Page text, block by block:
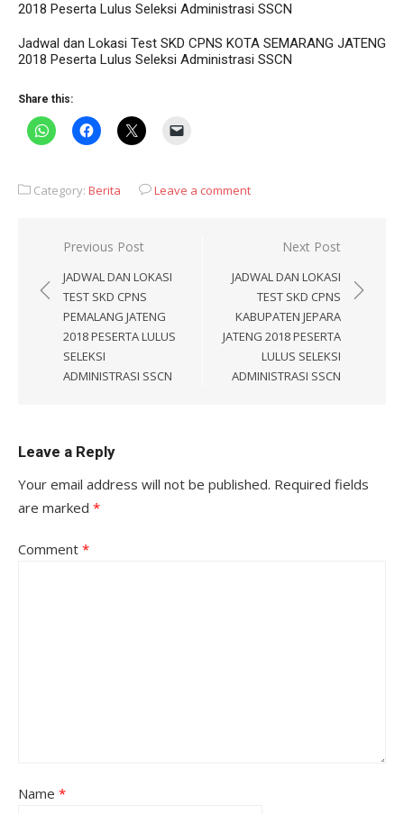
2018 Peserta Lulus Seleksi Administrasi SSCN
Jadwal dan Lokasi Test SKD CPNS KOTA SEMARANG JATENG
2018 Peserta Lulus Seleksi Administrasi SSCN
Share this:
Category: Berita Leave a comment
Post
navigation
Previous Post
JADWAL DAN LOKASI
TEST SKD CPNS
PEMALANG JATENG
2018 PESERTA LULUS
SELEKSI
ADMINISTRASI SSCN
Next Post
JADWAL DAN LOKASI
TEST SKD CPNS
KABUPATEN JEPARA
JATENG 2018 PESERTA
LULUS SELEKSI
ADMINISTRASI SSCN
Leave a Reply
Your email address will not be published. Required fields
are marked *
Comment *
Name *